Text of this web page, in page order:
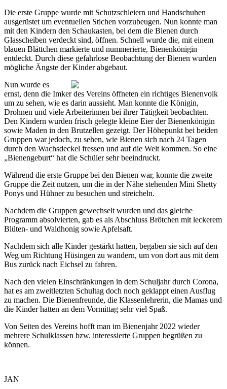
Die erste Gruppe wurde mit Schutzschleiern und Handschuhen
ausgerüstet um eventuellen Stichen vorzubeugen. Nun konnte man
mit den Kindern den Schaukasten, bei dem die Bienen durch
Glasscheiben verdeckt sind, öffnen. Schnell wurde die, mit einem
blauen Blättchen markierte und nummerierte, Bienenkönigin
entdeckt. Durch diese gefahrlose Beobachtung der Bienen wurden
mögliche Ängste der Kinder abgebaut.
Nun wurde es
ernst, denn die Imker des Vereins öffneten ein richtiges Bienenvolk
um zu sehen, wie es darin aussieht. Man konnte die Königin,
Drohnen und viele Arbeiterinnen bei ihrer Tätigkeit beobachten.
Den Kindern wurden frisch gelegte kleine Eier der Bienenkönigin
sowie Maden in den Brutzellen gezeigt. Der Höhepunkt bei beiden
Gruppen war jedoch, zu sehen, wie Bienen sich nach 24 Tagen
durch den Wachsdeckel fressen und auf die Welt kommen. So eine
„Bienengeburt“ hat die Schüler sehr beeindruckt.
Während die erste Gruppe bei den Bienen war, konnte die zweite
Gruppe die Zeit nutzen, um die in der Nähe stehenden Mini Shetty
Ponys und Hühner zu besuchen und streicheln.
Nachdem die Gruppen gewechselt wurden und das gleiche
Programm absolvierten, gab es als Abschluss Brötchen mit leckerem
Blüten- und Waldhonig sowie Apfelsaft.
Nachdem sich alle Kinder gestärkt hatten, begaben sie sich auf den
Weg um Richtung Hüsingen zu wandern, um von dort aus mit dem
Bus zurück nach Eichsel zu fahren.
Nach den vielen Einschränkungen in dem Schuljahr durch Corona,
hat es am zweitletzten Schultag doch noch geklappt einen Ausflug
zu machen. Die Bienenfreunde, die Klassenlehrerin, die Mamas und
die Kinder hatten an dem Vormittag sehr viel Spaß.
Von Seiten des Vereins hofft man im Bienenjahr 2022 wieder
mehrere Schulklassen bzw. interessierte Gruppen begrüßen zu
können.
JAN